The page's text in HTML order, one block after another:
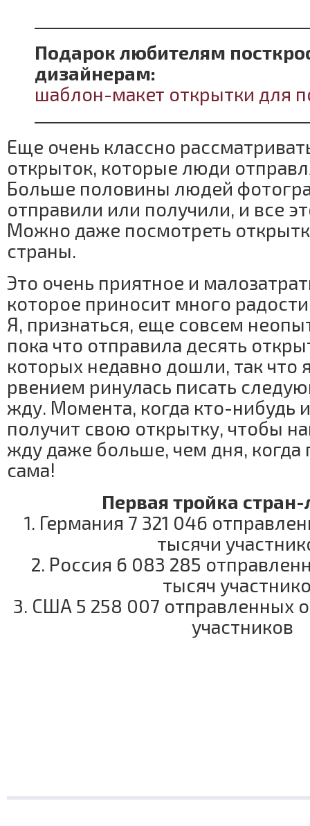
Подарок любителям
дизайнерам:
шаблон-макет открытки для
Еще очень классно
открыток, которые люди
Больше половины людей
отправили или получили, и все
Можно даже посмотреть
страны.
Это очень приятное и
которое приносит много
Я, признаться, еще совсем
пока что отправила десять
которых недавно дошли, так что
рвением ринулась писать
жду. Момента, когда кто-нибудь
получит свою открытку, чтобы
жду даже больше, чем дня, когда
сама!
Первая тройка
1. Германия 7 321 046
тысячи
2. Россия 6 083 285
тысяч
3. США 5 258 007 отправленных
участников